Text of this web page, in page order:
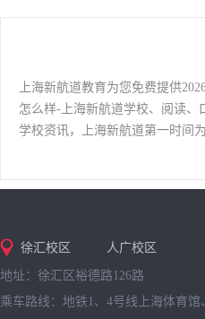
上海新航道教育为您免费提供
怎么样-上海新航道学校、阅读
学校资讯，上海新航道第一时间为
徐汇校区 人广校区
地址：徐汇区裕德路126路
乘车路线：地铁1、4号线上海体育